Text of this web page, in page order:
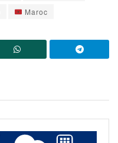
Maroc